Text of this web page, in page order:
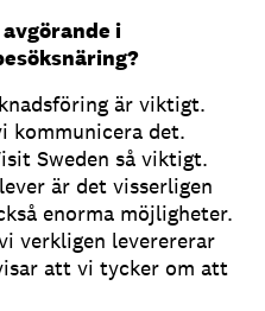
i
är viktigt.
kommunicera det.
Sweden så viktigt.
är det visserligen
enorma möjligheter.
verkligen leverererar
att vi tycker om att